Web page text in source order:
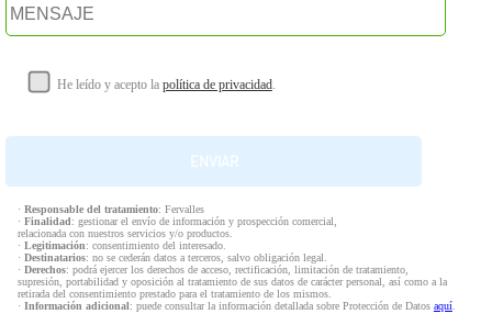
He leído y acepto la política de privacidad.
· Responsable del tratamiento: Fervalles
· Finalidad: gestionar el envío de información y prospección comercial,
relacionada con nuestros servicios y/o productos.
· Legitimación: consentimiento del interesado.
· Destinatarios: no se cederán datos a terceros, salvo obligación legal.
· Derechos: podrá ejercer los derechos de acceso, rectificación, limitación de tratamiento,
supresión, portabilidad y oposición al tratamiento de sus datos de carácter personal, así como a la
retirada del consentimiento prestado para el tratamiento de los mismos.
· Información adicional: puede consultar la información detallada sobre Protección de Datos aquí.